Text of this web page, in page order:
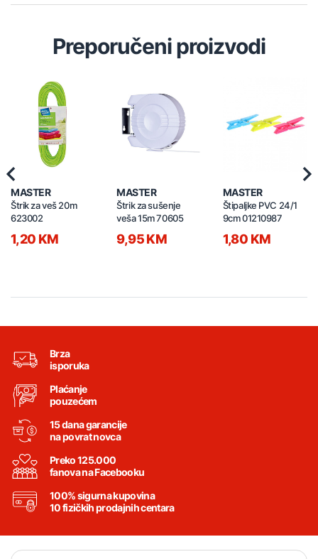
Preporučeni proizvodi
MASTER
Štrik za veš 20m
623002
1,20 KM
MASTER
Štrik za sušenje
veša 15m 70605
9,95 KM
MASTER
Štipaljke PVC 24/1
9cm 01210987
1,80 KM
Previous
Brza
isporuka
Plaćanje
pouzećem
15 dana garancije
na povrat novca
Preko 125.000
fanova na Facebooku
100% sigurna kupovina
10 fizičkih prodajnih centara